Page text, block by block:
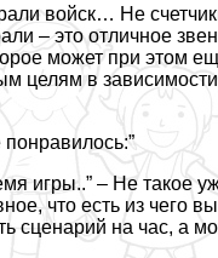
войск… Не
– это отличное
может при этом
целям в
игры..” – Не такое
что есть из чего
сценарий на час, а